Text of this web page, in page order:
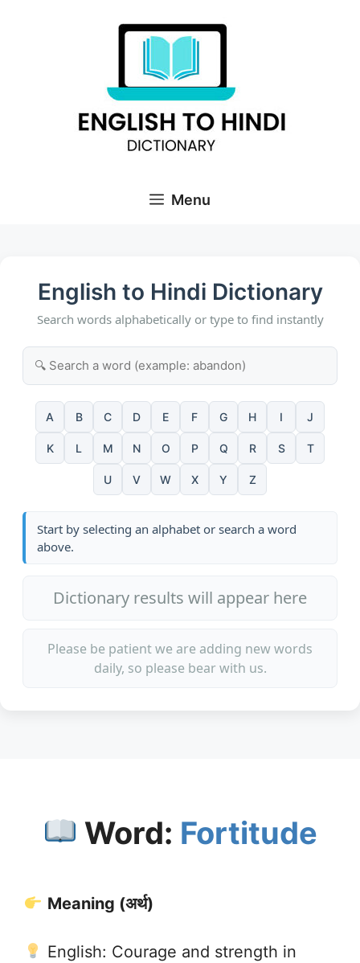
Menu
English to Hindi Dictionary
Search words alphabetically or type to find instantly
A B C D E F G H I J
K L M N O P Q R S T
U V W X Y Z
Start by selecting an alphabet or search a word
above.
Dictionary results will appear here
Please be patient we are adding new words
daily, so please bear with us.
Word: Fortitude
Meaning (अर्थ)
English: Courage and strength in